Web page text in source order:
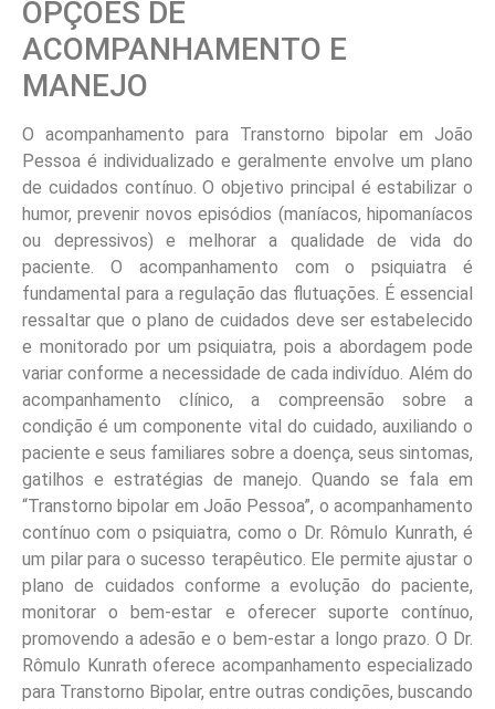
OPÇÕES DE
ACOMPANHAMENTO E
MANEJO
O acompanhamento para Transtorno bipolar em João
Pessoa é individualizado e geralmente envolve um plano
de cuidados contínuo. O objetivo principal é estabilizar o
humor, prevenir novos episódios (maníacos, hipomaníacos
ou depressivos) e melhorar a qualidade de vida do
paciente. O acompanhamento com o psiquiatra é
fundamental para a regulação das flutuações. É essencial
ressaltar que o plano de cuidados deve ser estabelecido
e monitorado por um psiquiatra, pois a abordagem pode
variar conforme a necessidade de cada indivíduo. Além do
acompanhamento clínico, a compreensão sobre a
condição é um componente vital do cuidado, auxiliando o
paciente e seus familiares sobre a doença, seus sintomas,
gatilhos e estratégias de manejo. Quando se fala em
“Transtorno bipolar em João Pessoa”, o acompanhamento
contínuo com o psiquiatra, como o Dr. Rômulo Kunrath, é
um pilar para o sucesso terapêutico. Ele permite ajustar o
plano de cuidados conforme a evolução do paciente,
monitorar o bem-estar e oferecer suporte contínuo,
promovendo a adesão e o bem-estar a longo prazo. O Dr.
Rômulo Kunrath oferece acompanhamento especializado
para Transtorno Bipolar, entre outras condições, buscando